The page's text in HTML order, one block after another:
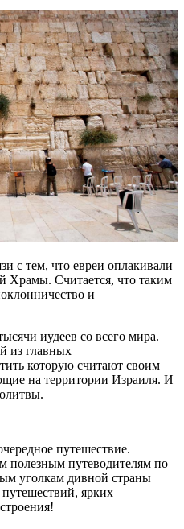
с тем, что евреи оплакивали
Храмы. Считается, что таким
и
иудеев со всего мира.
из главных
которую считают своим
на территории Израиля. И
путешествие.
полезным путеводителям по
уголкам дивной страны
ярких